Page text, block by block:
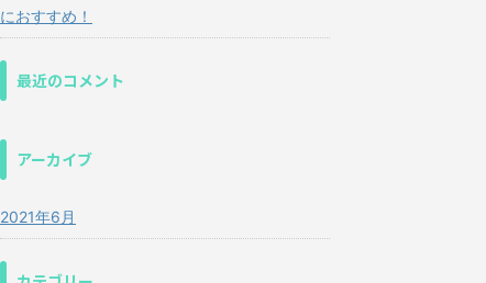
におすすめ！
最近のコメント
アーカイブ
2021年6月